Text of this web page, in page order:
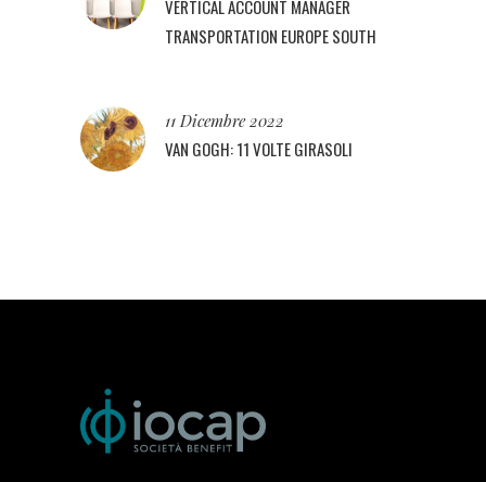
VERTICAL ACCOUNT MANAGER
TRANSPORTATION EUROPE SOUTH
11 Dicembre 2022
VAN GOGH: 11 VOLTE GIRASOLI